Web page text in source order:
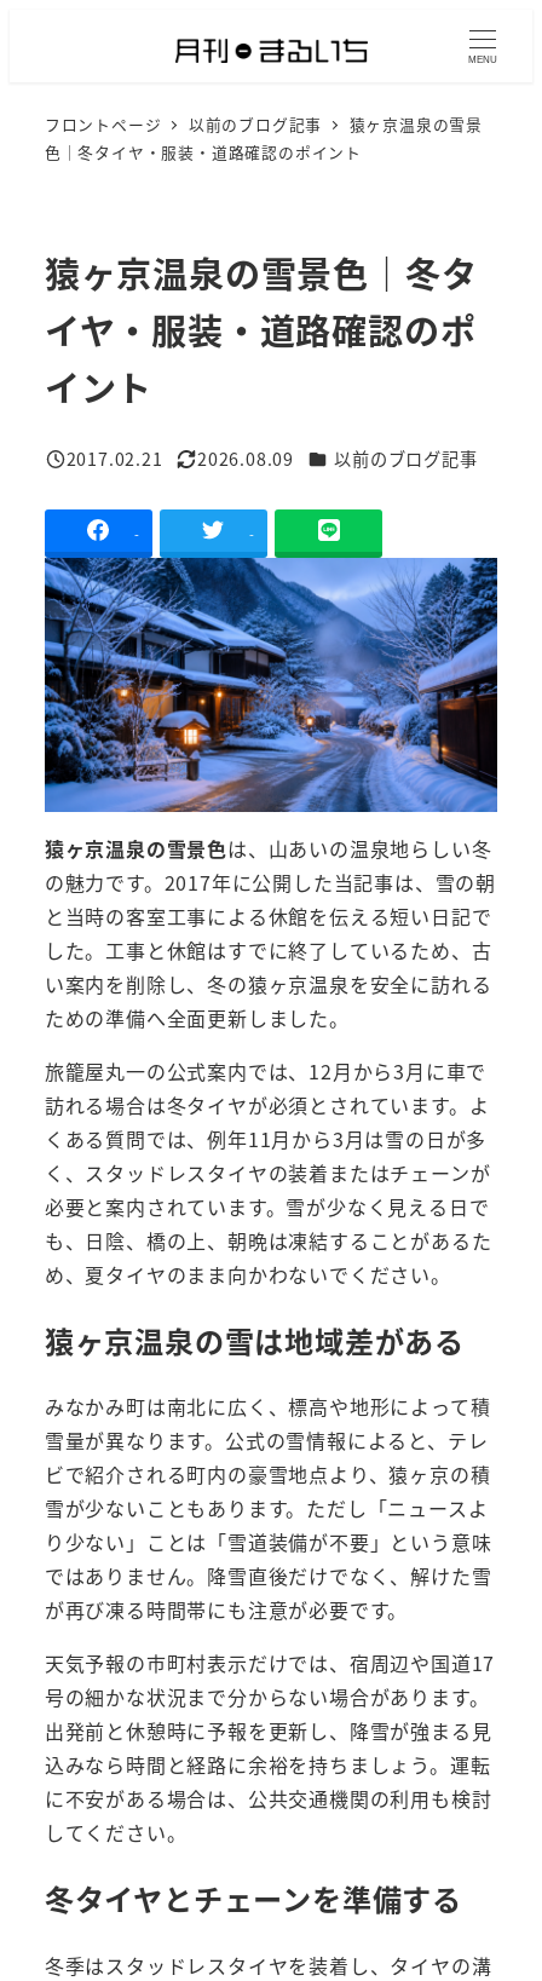
MENU
フロントページ 以前のブログ記事
猿ヶ京温泉の雪景
色｜冬タイヤ・服装・道路確認のポイント
猿ヶ京温泉の雪景色｜冬タ
イヤ・服装・道路確認のポ
イント
投稿日
2017.02.21
更新日
2026.08.09 カテゴリー
以前のブログ記事
- -
猿ヶ京温泉の雪景色は、山あいの温泉地らしい冬
の魅力です。2017年に公開した当記事は、雪の朝
と当時の客室工事による休館を伝える短い日記で
した。工事と休館はすでに終了しているため、古
い案内を削除し、冬の猿ヶ京温泉を安全に訪れる
ための準備へ全面更新しました。
旅籠屋丸一の公式案内では、12月から3月に車で
訪れる場合は冬タイヤが必須とされています。よ
くある質問では、例年11月から3月は雪の日が多
く、スタッドレスタイヤの装着またはチェーンが
必要と案内されています。雪が少なく見える日で
も、日陰、橋の上、朝晩は凍結することがあるた
め、夏タイヤのまま向かわないでください。
猿ヶ京温泉の雪は地域差がある
みなかみ町は南北に広く、標高や地形によって積
雪量が異なります。公式の雪情報によると、テレ
ビで紹介される町内の豪雪地点より、猿ヶ京の積
雪が少ないこともあります。ただし「ニュースよ
り少ない」ことは「雪道装備が不要」という意味
ではありません。降雪直後だけでなく、解けた雪
が再び凍る時間帯にも注意が必要です。
天気予報の市町村表示だけでは、宿周辺や国道17
号の細かな状況まで分からない場合があります。
出発前と休憩時に予報を更新し、降雪が強まる見
込みなら時間と経路に余裕を持ちましょう。運転
に不安がある場合は、公共交通機関の利用も検討
してください。
冬タイヤとチェーンを準備する
冬季はスタッドレスタイヤを装着し、タイヤの溝